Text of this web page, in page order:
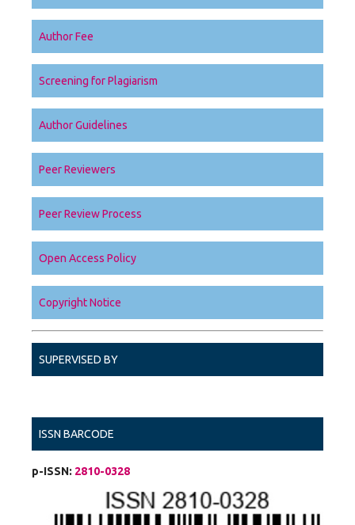
Author Fee
Screening for Plagiarism
Author Guidelines
Peer Reviewers
Peer Review Process
Open Access Policy
Copyright Notice
SUPERVISED BY
ISSN BARCODE
p-ISSN: 2810-0328